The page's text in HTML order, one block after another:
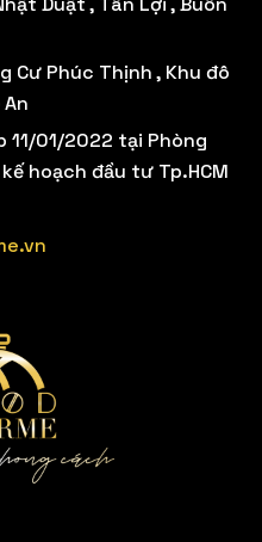
Cư Phúc Thịnh , Khu đô
11/01/2022 tại Phòng
hoạch đầu tư Tp.HCM